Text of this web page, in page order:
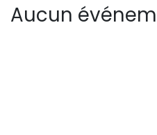
Aucun